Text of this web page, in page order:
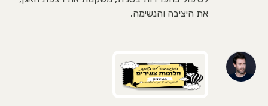
את היציבה והנשימה.